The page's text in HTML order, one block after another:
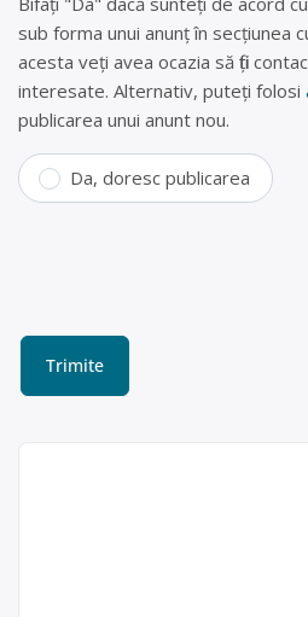
sub forma unui anunț în secțiunea
acesta veți avea ocazia să fiți
interesate. Alternativ, puteți folosi
publicarea unui anunt nou.
Da, doresc publicarea